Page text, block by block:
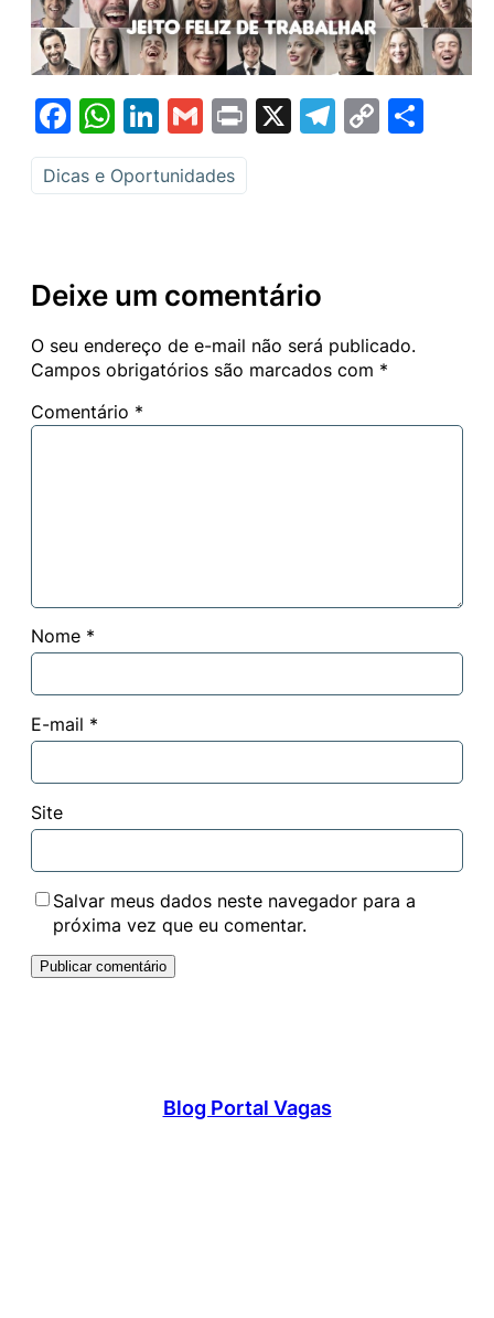
Facebook
WhatsApp
LinkedIn
GmailPrint
X Telegram
Copy
Dicas e Oportunidades
Deixe um comentário
O seu endereço de e-mail não será publicado.
Campos obrigatórios são marcados com *
Comentário *
Nome *
E-mail *
Site
Salvar meus dados neste navegador para a
próxima vez que eu comentar.
Blog Portal Vagas